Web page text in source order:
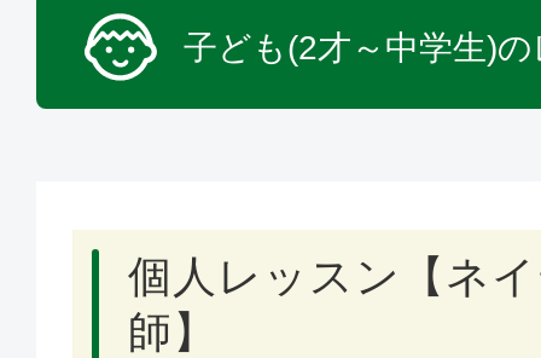
子ども(2才～中学生)
個人レッスン【ネ
師】